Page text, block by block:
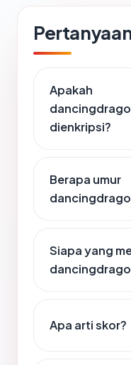
Apakah
dienkripsi?
Berapa umur
Siapa yang
Apa arti skor?